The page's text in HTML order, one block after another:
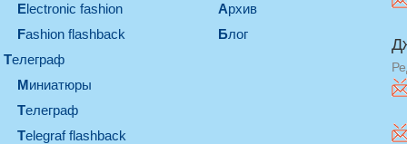
electronic fashion
Fashion flashback
телеграф
миниатюры
телеграф
Telegraf flashback
Архив
Блог